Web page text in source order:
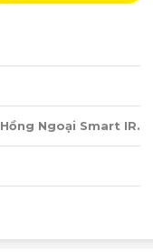
Ngoại Smart IR.